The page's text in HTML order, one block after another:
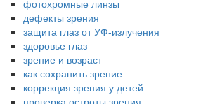
фотохромные линзы
дефекты зрения
защита глаз от УФ-излучения
здоровье глаз
зрение и возраст
как сохранить зрение
коррекция зрения у детей